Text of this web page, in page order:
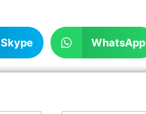
Skype WhatsApp